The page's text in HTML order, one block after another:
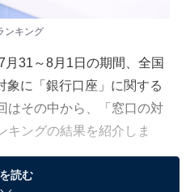
ンキング
31～8月1日の期間、全国
象に「銀行口座」に関する
はその中から、「窓口の対
キングの結果を紹介しま
読む